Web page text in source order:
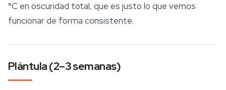
°C en oscuridad total, que es justo lo que vemos
funcionar de forma consistente.
Plántula (2–3 semanas)